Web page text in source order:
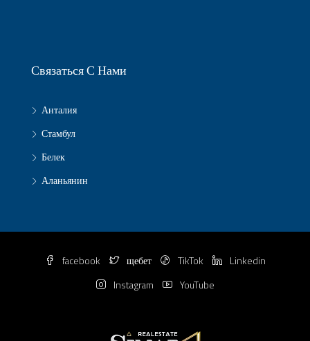
Связаться С Нами
Анталия
Стамбул
Белек
Аланьянин
facebook щебет TikTok
Linkedin
Instagram
YouTube